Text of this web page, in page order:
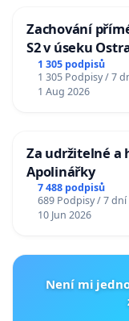
Zachování
S2 v úseku
u Jablunkova
1 305 podpisů
1 305 Podpisy / 7
1 Aug 2026
Za udržitelné a
Apolinářky
7 488 podpisů
689 Podpisy / 7 dní
10 Jun 2026
Není mi